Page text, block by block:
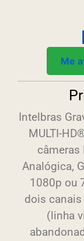
Me
Intelbras
MULTI-
câmeras
Analógica,
1080p ou
dois
(linha